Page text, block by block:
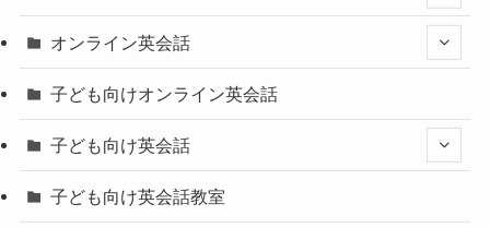
オンライン英会話
子ども向けオンライン英会話
子ども向け英会話
子ども向け英会話教室